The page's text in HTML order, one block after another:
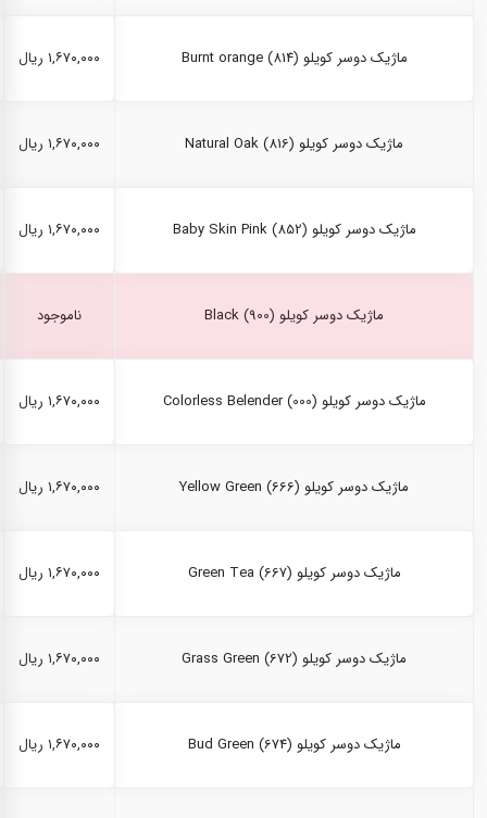
ماژیک دوسر کویلو Burnt orange (814) ۱,۶۷۰,۰۰۰ ریال
ماژیک دوسر کویلو Natural Oak (816) ۱,۶۷۰,۰۰۰ ریال
ماژیک دوسر کویلو Baby Skin Pink (852) ۱,۶۷۰,۰۰۰ ریال
ماژیک دوسر کویلو Black (900) ناموجود
ماژیک دوسر کویلو Colorless Belender (000) ۱,۶۷۰,۰۰۰ ریال
ماژیک دوسر کویلو Yellow Green (666) ۱,۶۷۰,۰۰۰ ریال
ماژیک دوسر کویلو Green Tea (667) ۱,۶۷۰,۰۰۰ ریال
ماژیک دوسر کویلو Grass Green (672) ۱,۶۷۰,۰۰۰ ریال
ماژیک دوسر کویلو Bud Green (674) ۱,۶۷۰,۰۰۰ ریال